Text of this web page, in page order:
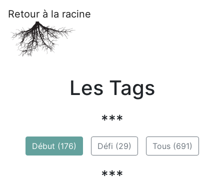
Retour à la racine
Les Tags
***
Début (176) Défi (29) Tous (691)
***